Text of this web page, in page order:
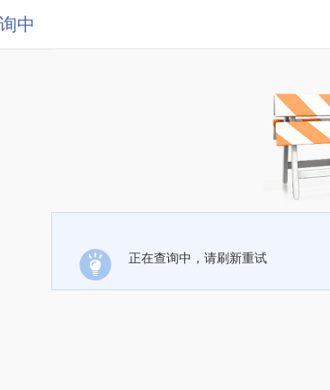
中
正在查询中，请刷新重试